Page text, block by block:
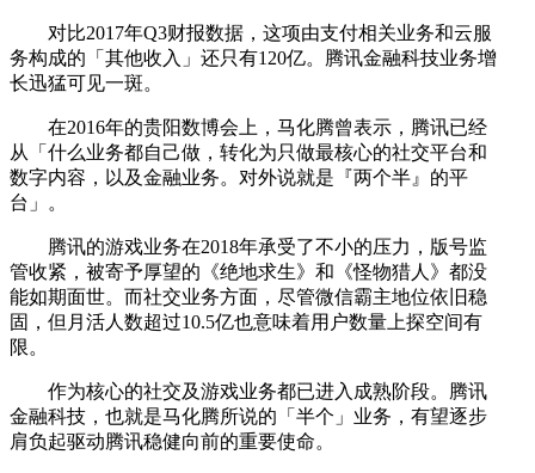
对比2017年Q3财报数据，这项由支付相关业务和云服
务构成的「其他收入」还只有120亿。腾讯金融科技业务增
长迅猛可见一斑。
在2016年的贵阳数博会上，马化腾曾表示，腾讯已经
从「什么业务都自己做，转化为只做最核心的社交平台和
数字内容，以及金融业务。对外说就是『两个半』的平
台」。
腾讯的游戏业务在2018年承受了不小的压力，版号监
管收紧，被寄予厚望的《绝地求生》和《怪物猎人》都没
能如期面世。而社交业务方面，尽管微信霸主地位依旧稳
固，但月活人数超过10.5亿也意味着用户数量上探空间有
限。
作为核心的社交及游戏业务都已进入成熟阶段。腾讯
金融科技，也就是马化腾所说的「半个」业务，有望逐步
肩负起驱动腾讯稳健向前的重要使命。